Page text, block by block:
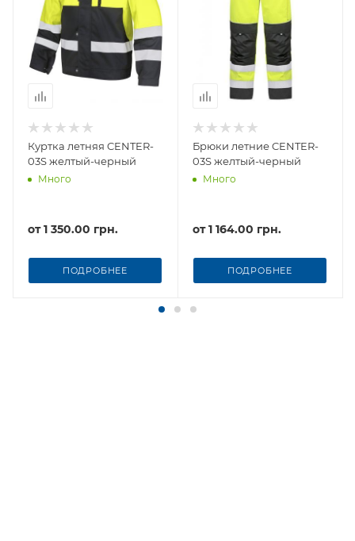
Куртка летняя CENTER-
03S желтый-черный
Много
от1 350.00 грн.
ПОДРОБНЕЕ
Брюки летние CENTER-
03S желтый-черный
Много
от1 164.00 грн.
ПОДРОБНЕЕ